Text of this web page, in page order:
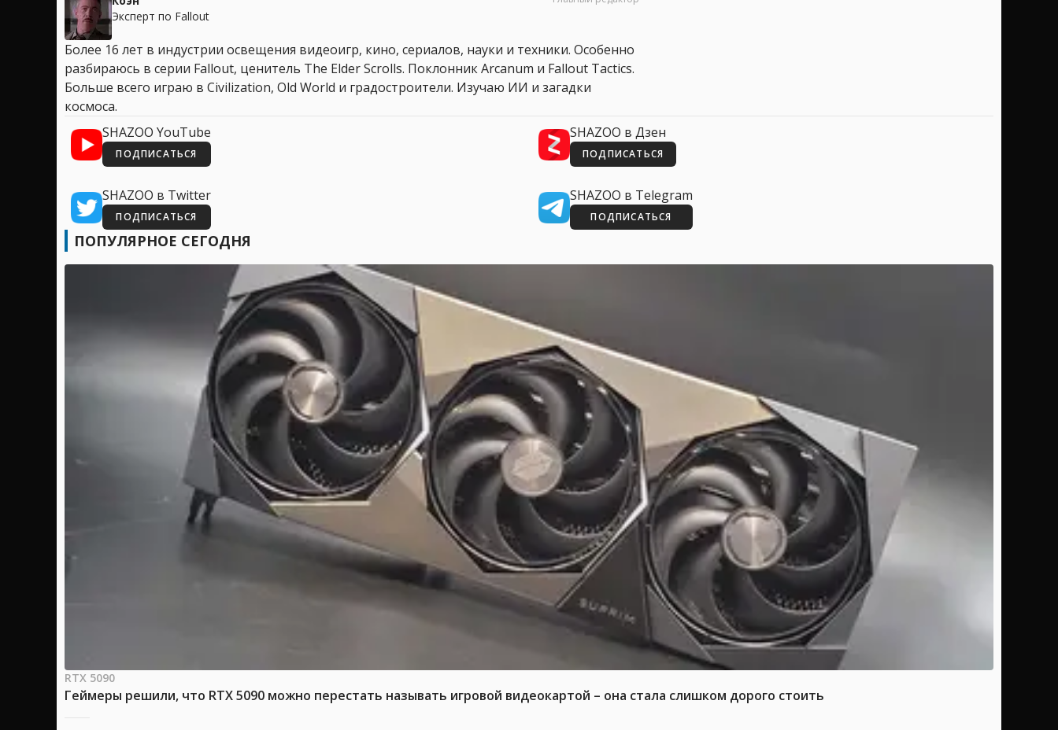
Эксперт по Fallout
Более 16 лет в индустрии освещения видеоигр, кино, сериалов, науки и техники. Особенно
разбираюсь в серии Fallout, ценитель The Elder Scrolls. Поклонник Arcanum и Fallout Tactics.
Больше всего играю в Civilization, Old World и градостроители. Изучаю ИИ и загадки
космоса.
SHAZOO YouTube
ПОДПИСАТЬСЯ
SHAZOO в Дзен
ПОДПИСАТЬСЯ
SHAZOO в Twitter
ПОДПИСАТЬСЯ
SHAZOO в Telegram
ПОДПИСАТЬСЯ
ПОПУЛЯРНОЕ СЕГОДНЯ
RTX 5090
Геймеры решили, что RTX 5090 можно перестать называть игровой видеокартой – она стала слишком дорого стоить